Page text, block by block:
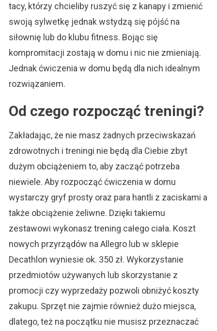
tacy, którzy chcieliby ruszyć się z kanapy i zmienić
swoją sylwetkę jednak wstydzą się pójść na
siłownię lub do klubu fitness. Bojąc się
kompromitacji zostają w domu i nic nie zmieniają.
Jednak ćwiczenia w domu będą dla nich idealnym
rozwiązaniem.
Od czego rozpocząć treningi?
Zakładając, że nie masz żadnych przeciwskazań
zdrowotnych i treningi nie będą dla Ciebie zbyt
dużym obciążeniem to, aby zacząć potrzeba
niewiele. Aby rozpocząć ćwiczenia w domu
wystarczy gryf prosty oraz para hantli z zaciskami a
także obciążenie żeliwne. Dzięki takiemu
zestawowi wykonasz trening całego ciała. Koszt
nowych przyrządów na Allegro lub w sklepie
Decathlon wyniesie ok. 350 zł. Wykorzystanie
przedmiotów używanych lub skorzystanie z
promocji czy wyprzedaży pozwoli obniżyć koszty
zakupu. Sprzęt nie zajmie również dużo miejsca,
dlatego, też na początku nie musisz przeznaczać